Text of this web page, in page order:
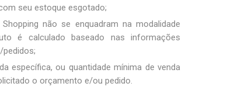
seu estoque esgotado;
não se enquadram na modalidade
é calculado baseado nas informações
específica, ou quantidade mínima de venda
o orçamento e/ou pedido.